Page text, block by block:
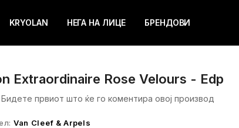
KRYOLAN НЕГА НА ЛИЦЕ БРЕНДОВИ
Extraordinaire Rose Velours - Edp
Бидете првиот што ќе го коментира овој производ
Van Cleef & Arpels